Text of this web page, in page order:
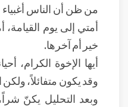
من ظن أن الناس
أمتي إلى يوم القيامة،
خير أم آخرها.
أيها الإخوة الكرام،
وقد يكون متفائلاً،
وبعد التحليل يكنّ